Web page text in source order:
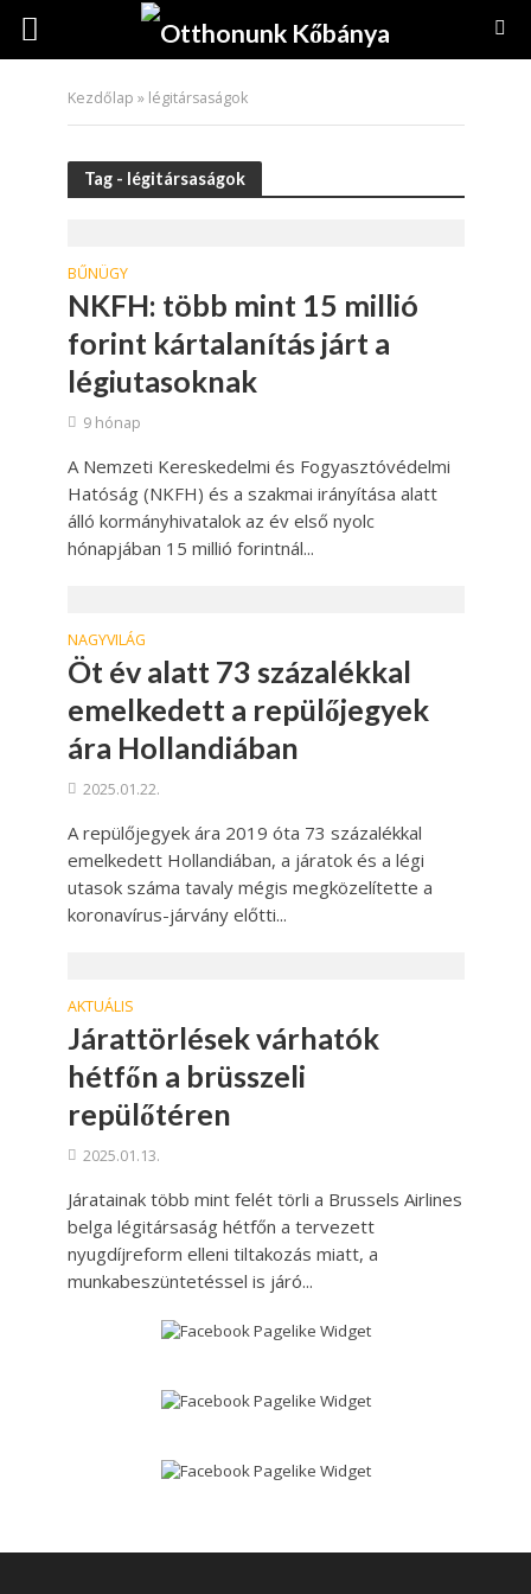
Kezdőlap » légitársaságok
Tag - légitársaságok
BŰNÜGY
NKFH: több mint 15 millió
forint kártalanítás járt a
légiutasoknak
9 hónap
A Nemzeti Kereskedelmi és Fogyasztóvédelmi
Hatóság (NKFH) és a szakmai irányítása alatt
álló kormányhivatalok az év első nyolc
hónapjában 15 millió forintnál...
NAGYVILÁG
Öt év alatt 73 százalékkal
emelkedett a repülőjegyek
ára Hollandiában
2025.01.22.
A repülőjegyek ára 2019 óta 73 százalékkal
emelkedett Hollandiában, a járatok és a légi
utasok száma tavaly mégis megközelítette a
koronavírus-járvány előtti...
AKTUÁLIS
Járattörlések várhatók
hétfőn a brüsszeli
repülőtéren
2025.01.13.
Járatainak több mint felét törli a Brussels Airlines
belga légitársaság hétfőn a tervezett
nyugdíjreform elleni tiltakozás miatt, a
munkabeszüntetéssel is járó...